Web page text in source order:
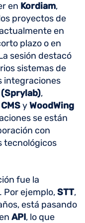
en Kordiam,
proyectos de
en
plazo o en
sesión destacó
sistemas de
integraciones
,
yWoodWing
se están
con
tecnológicos
fue la
. Por ejemplo,STT,
está pasando
API, lo que